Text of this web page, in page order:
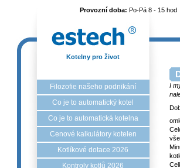
Provozní doba: Po-Pá 8 - 15 hod
Kotelny pro život
Filozofie našeho podnikání
Co je to automatický kotel
Co je to automatická kotelna
Cenové kalkulátory kotelen
Kotlíkové dotace 2026
Kontroly kotlů 2026
I